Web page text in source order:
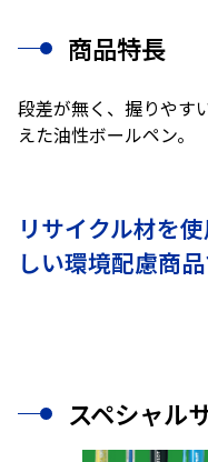
商品特長
段差が無く、握りやす
えた油性ボールペン。
リサイクル材を
しい環境配慮商
スペシャル